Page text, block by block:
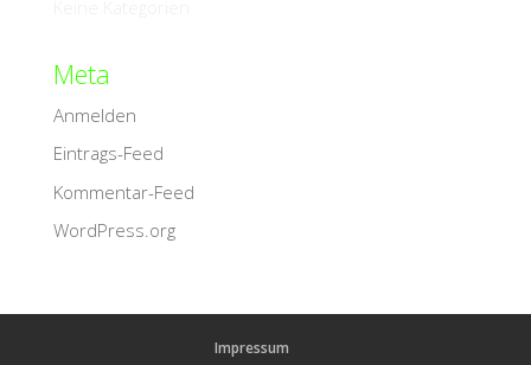
Meta
Anmelden
Eintrags-Feed
Kommentar-Feed
WordPress.org
Impressum